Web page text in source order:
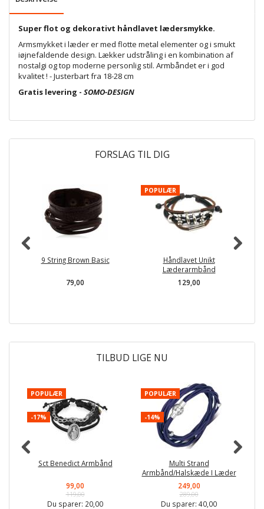
Super flot og dekorativt håndlavet lædersmykke.
Armsmykket i læder er med flotte metal elementer og i smukt
iøjnefaldende design. Lækker udstråling i en kombination af
nostalgi og top moderne personlig stil. Armbåndet er i god
kvalitet ! - Justerbart fra 18-28 cm
Gratis levering - SOMO-DESIGN
FORSLAG TIL DIG
9 String Brown Basic
79,00
POPULÆR
Håndlavet Unikt
Læderarmbånd
129,00
TILBUD LIGE NU
POPULÆR
-17%
Sct Benedict Armbånd
99,00
119,00
Du sparer: 20,00
POPULÆR
-14%
Multi Strand
Armbånd/Halskæde I Læder
249,00
289,00
Du sparer: 40,00